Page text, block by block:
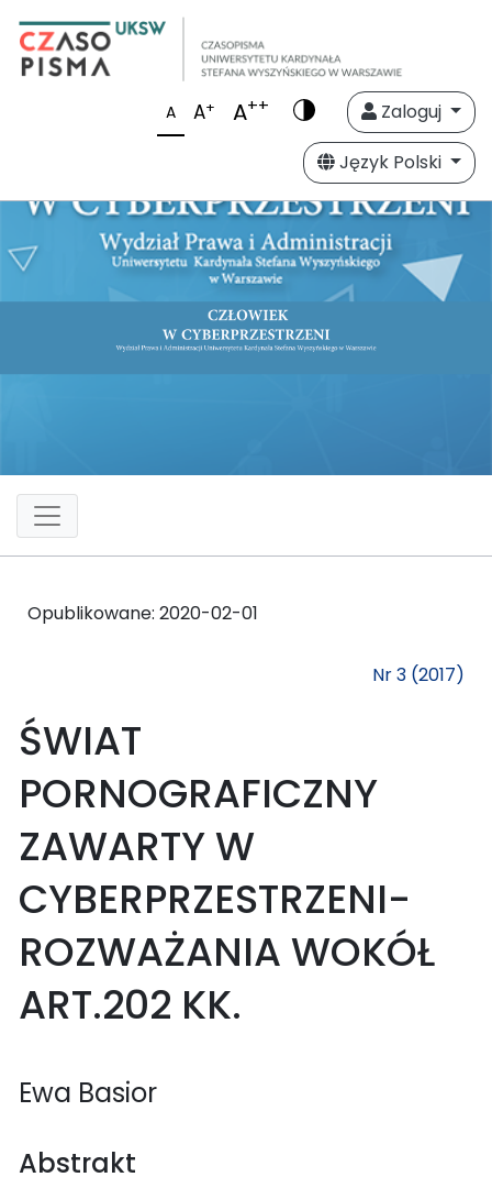
A A+ A++
Zaloguj
Język Polski
Opublikowane: 2020-02-01
Nr 3 (2017)
ŚWIAT
PORNOGRAFICZNY
ZAWARTY W
CYBERPRZESTRZENI-
ROZWAŻANIA WOKÓŁ
ART.202 KK.
Ewa Basior
Abstrakt